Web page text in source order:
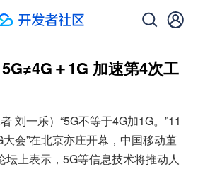
＋1G 加速第4次工
刘一乐）“5G不等于4G加1G。”11
会”在北京亦庄开幕，中国移动董
坛上表示，5G等信息技术将推动人